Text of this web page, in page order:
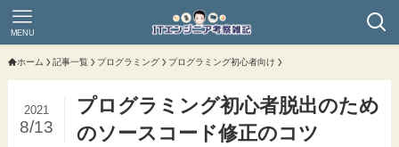
MENU
ホーム 記事一覧 プログラミング プログラミング初心者向け
プログラミング初心者脱出のため
のソースコード修正のコツ
2021
8/13